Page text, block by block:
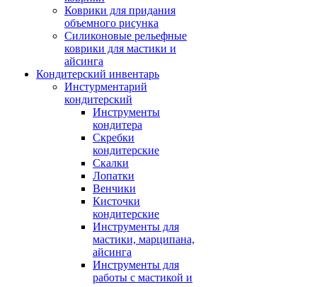
Коврики для придания
объемного рисунка
Силиконовые рельефные
коврики для мастики и
айсинга
Кондитерский инвентарь
Инстурментарий
кондитерский
Инструменты
кондитера
Скребки
кондитерские
Скалки
Лопатки
Венчики
Кисточки
кондитерские
Инструменты для
мастики, марципана,
айсинга
Инструменты для
работы с мастикой и